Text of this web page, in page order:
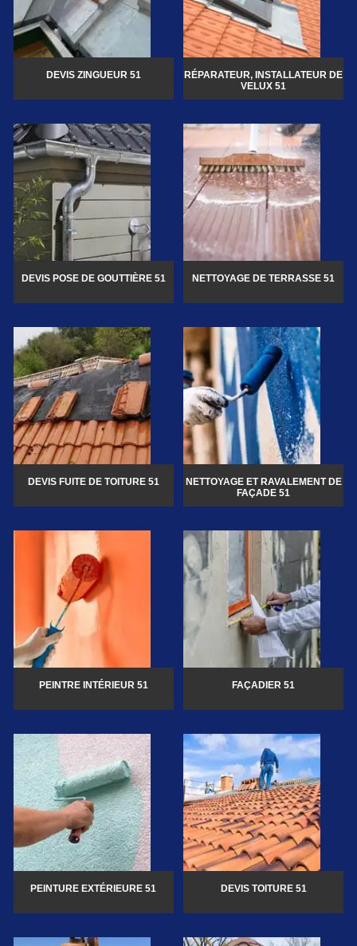
DEVIS ZINGUEUR 51
RÉPARATEUR, INSTALLATEUR DE
VELUX 51
DEVIS POSE DE GOUTTIÈRE 51 NETTOYAGE DE TERRASSE 51
DEVIS FUITE DE TOITURE 51
NETTOYAGE ET RAVALEMENT DE
FAÇADE 51
PEINTRE INTÉRIEUR 51 FAÇADIER 51
PEINTURE EXTÉRIEURE 51 DEVIS TOITURE 51